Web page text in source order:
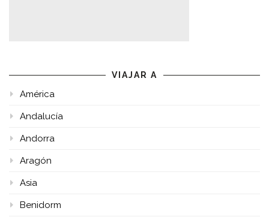
VIAJAR A
América
Andalucía
Andorra
Aragón
Asia
Benidorm